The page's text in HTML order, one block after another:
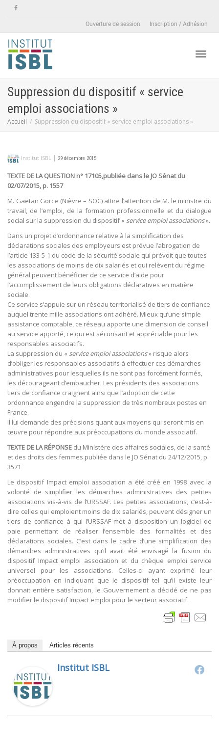
Ouverture de session Inscription / Adhésion
Suppression du dispositif « service
emploi associations »
Accueil Suppression du dispositif « service emploi associations »
Institut ISBL | 29 décembre 2015
TEXTE DE LA QUESTION n° 17105,publiée dans le JO Sénat du
02/07/2015, p. 1557
M. Gaëtan Gorce (Nièvre – SOC) attire l’attention de M. le ministre du
travail, de l’emploi, de la formation professionnelle et du dialogue
social sur la suppression du dispositif « service emploi associations».
Dans un projet d’ordonnance relative à la simplification des
déclarations sociales des employeurs est prévue l’abrogation de
l’article 133-5-1 du code de la sécurité sociale qui prévoit que toutes
les associations de moins de dix salariés et qui relèvent du régime
général peuvent bénéficier de ce service d’aide pour
l’accomplissement de leurs obligations déclaratives en matière
sociale.
Ce service s’appuie sur un réseau territorialisé de tiers de confiance
auquel trente mille associations ont adhéré. Mieux qu’une simple
assistance comptable, ce réseau apporte une dimension de conseil
au service apporté, ce qui est sécurisant et appréciable pour les
responsables associatifs.
La suppression du « service emploi associations» risque alors
d’obliger les responsables associatifs à effectuer ces démarches
administratives pour lesquelles ils ne sont pas forcément formés,
les décourageant d’embaucher. Les présidents des associations
tiers de confiance craignent ainsi que l’adoption de cette
ordonnance engendre la suppression de très nombreux postes en
France.
Il lui demande des précisions quant aux moyens qui seront mis en
œuvre pour répondre aux préoccupations du monde associatif.
TEXTE DE LA RÉPONSE du Ministère des affaires sociales, de la santé
et des droits des femmes publiée dans le JO Sénat du 24/12/2015, p.
3571
Le dispositif Impact emploi association a été créé en 1998 avec la
volonté de simplifier les démarches administratives des petites
associations vis-à-vis de l’URSSAF. Les petites associations, c’est-à-
dire celles qui emploient moins de dix salariés, peuvent désigner un
tiers de confiance à qui l’URSSAF met à disposition un logiciel de
paie permettant de réaliser l’ensemble des formalités et des
déclarations sociales. C’est dans le cadre d’une simplification des
démarches administratives qu’il avait été envisagé la fusion du
dispositif Impact emploi association et du chèque emploi service
universel pour les associations. Celles-ci ayant exprimé leur
préoccupation en indiquant que le dispositif tel qu’il existe leur
donnait entière satisfaction, le Gouvernement a décidé de ne pas
modifier le dispositif Impact emploi pour le secteur associatif.
À propos Articles récents
Institut ISBL